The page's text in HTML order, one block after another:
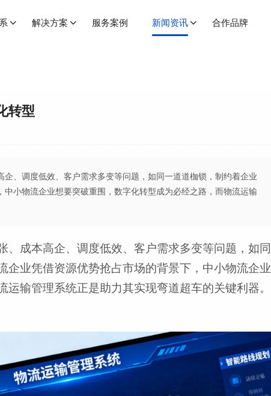
解决方案 服务案例 新闻资讯 合作品牌
转型
、调度低效、客户需求多变等问题，如同一道道枷锁，制约着企业
小物流企业想要突破重围，数字化转型成为必经之路，而物流运输
成本高企、调度低效、客户需求多变等问题，如同
企业凭借资源优势抢占市场的背景下，中小物流企业
输管理系统正是助力其实现弯道超车的关键利器。